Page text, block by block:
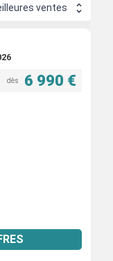
ventes
dès 6 990 €